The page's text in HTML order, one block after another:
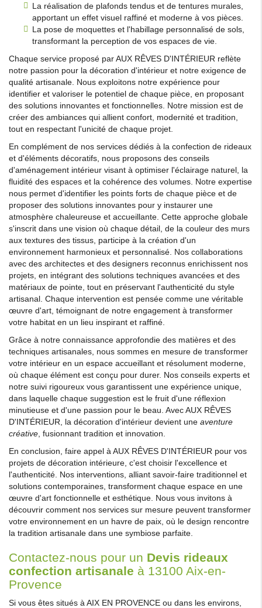
La réalisation de plafonds tendus et de tentures murales,
apportant un effet visuel raffiné et moderne à vos pièces.
La pose de moquettes et l'habillage personnalisé de sols,
transformant la perception de vos espaces de vie.
Chaque service proposé par AUX RÊVES D'INTÉRIEUR reflète
notre passion pour la décoration d'intérieur et notre exigence de
qualité artisanale. Nous exploitons notre expérience pour
identifier et valoriser le potentiel de chaque pièce, en proposant
des solutions innovantes et fonctionnelles. Notre mission est de
créer des ambiances qui allient confort, modernité et tradition,
tout en respectant l'unicité de chaque projet.
En complément de nos services dédiés à la confection de rideaux
et d'éléments décoratifs, nous proposons des conseils
d'aménagement intérieur visant à optimiser l'éclairage naturel, la
fluidité des espaces et la cohérence des volumes. Notre expertise
nous permet d'identifier les points forts de chaque pièce et de
proposer des solutions innovantes pour y instaurer une
atmosphère chaleureuse et accueillante. Cette approche globale
s'inscrit dans une vision où chaque détail, de la couleur des murs
aux textures des tissus, participe à la création d'un
environnement harmonieux et personnalisé. Nos collaborations
avec des architectes et des designers reconnus enrichissent nos
projets, en intégrant des solutions techniques avancées et des
matériaux de pointe, tout en préservant l'authenticité du style
artisanal. Chaque intervention est pensée comme une véritable
œuvre d'art, témoignant de notre engagement à transformer
votre habitat en un lieu inspirant et raffiné.
Grâce à notre connaissance approfondie des matières et des
techniques artisanales, nous sommes en mesure de transformer
votre intérieur en un espace accueillant et résolument moderne,
où chaque élément est conçu pour durer. Nos conseils experts et
notre suivi rigoureux vous garantissent une expérience unique,
dans laquelle chaque suggestion est le fruit d'une réflexion
minutieuse et d'une passion pour le beau. Avec AUX RÊVES
D'INTÉRIEUR, la décoration d'intérieur devient une aventure
créative, fusionnant tradition et innovation.
En conclusion, faire appel à AUX RÊVES D'INTÉRIEUR pour vos
projets de décoration intérieure, c'est choisir l'excellence et
l'authenticité. Nos interventions, alliant savoir-faire traditionnel et
solutions contemporaines, transforment chaque espace en une
œuvre d'art fonctionnelle et esthétique. Nous vous invitons à
découvrir comment nos services sur mesure peuvent transformer
votre environnement en un havre de paix, où le design rencontre
la tradition artisanale dans une symbiose parfaite.
Contactez-nous pour un Devis rideaux
confection artisanale à 13100 Aix-en-
Provence
Si vous êtes situés à AIX EN PROVENCE ou dans les environs,